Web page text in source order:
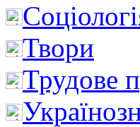
Твори
Трудове